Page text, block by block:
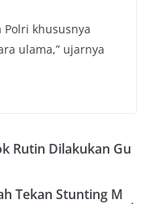
khususnya
ulama,” ujarnya
Rutin Dilakukan Gu
Tekan Stunting M